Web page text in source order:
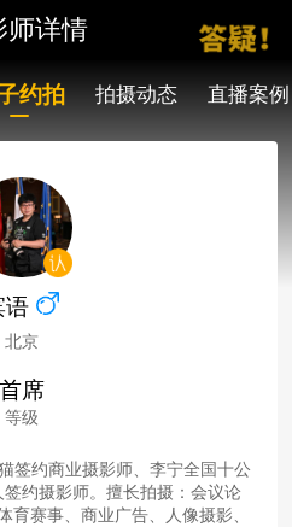
师详情
约拍 拍摄动态 直播案例
语
北京
首席
等级
签约商业摄影师、李宁全国十公
约摄影师。擅长拍摄：会议论
育赛事、商业广告、人像摄影、